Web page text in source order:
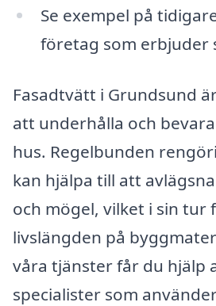
Se exempel på
företag som erbjuder
Fasadtvätt i Grundsund
att underhålla och
hus. Regelbunden
kan hjälpa till att
och mögel, vilket i sin tur
livslängden på
våra tjänster får du hjälp
specialister som